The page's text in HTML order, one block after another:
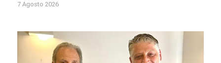
7 Agosto 2026